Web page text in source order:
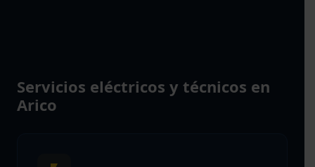
Servicios eléctricos y técnicos en
Arico